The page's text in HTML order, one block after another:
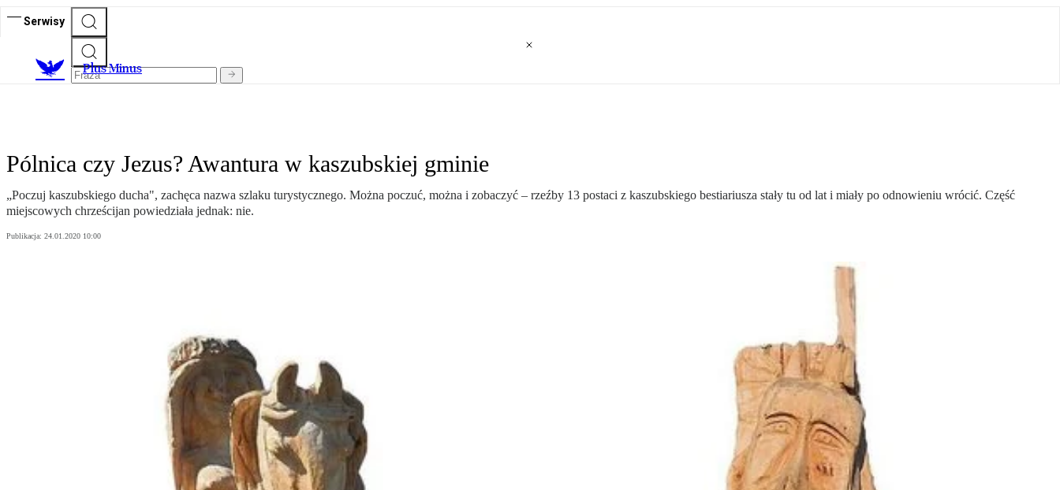
Serwisy
Plus Minus
Pólnica czy Jezus? Awantura w kaszubskiej gminie
„Poczuj kaszubskiego ducha", zachęca nazwa szlaku turystycznego. Można poczuć, można i zobaczyć – rzeźby 13 postaci z kaszubskiego bestiariusza stały tu od lat i miały po odnowieniu wrócić. Część
miejscowych chrześcijan powiedziała jednak: nie.
Publikacja: 24.01.2020 10:00